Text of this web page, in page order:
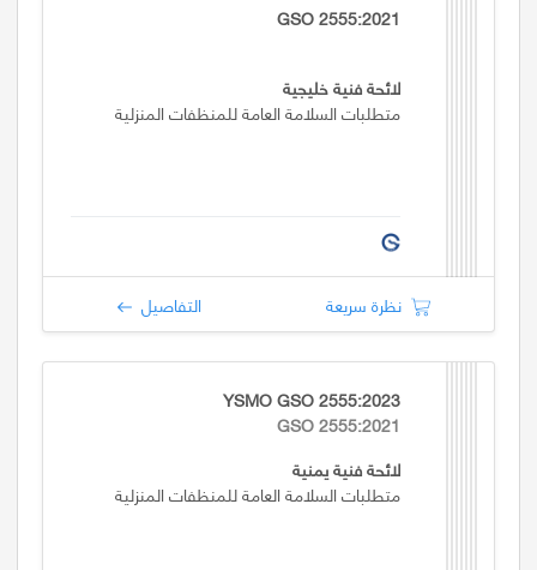
GSO 2555:2021
لائحة فنية خليجية
متطلبات السلامة العامة للمنظفات المنزلية
نظرة سريعة التفاصيل
YSMO GSO 2555:2023
GSO 2555:2021
لائحة فنية يمنية
متطلبات السلامة العامة للمنظفات المنزلية